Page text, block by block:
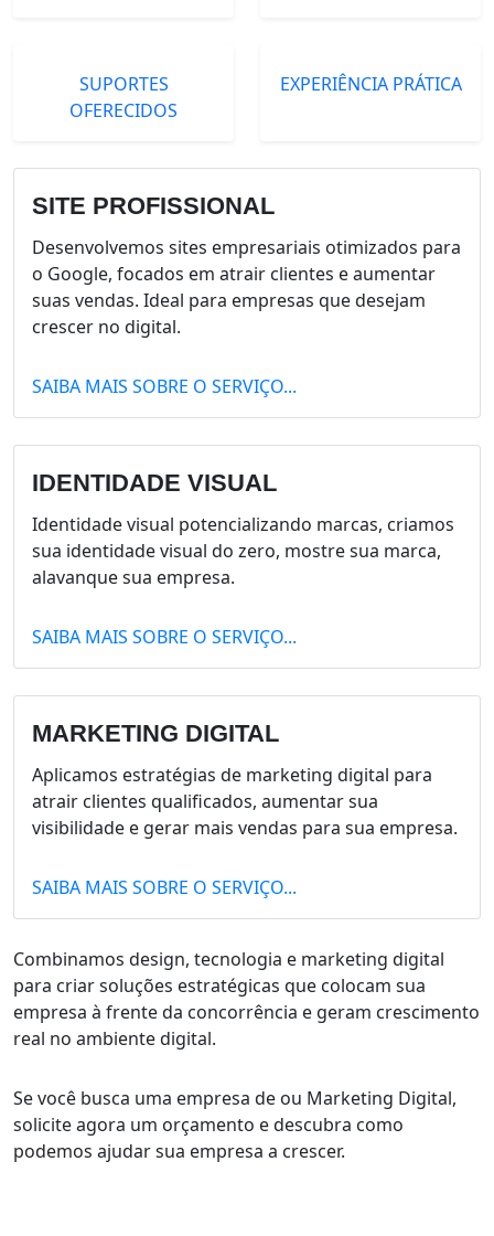
SUPORTES
OFERECIDOS
EXPERIÊNCIA PRÁTICA
SITE PROFISSIONAL
Desenvolvemos sites empresariais otimizados para
o Google, focados em atrair clientes e aumentar
suas vendas. Ideal para empresas que desejam
crescer no digital.
SAIBA MAIS SOBRE O SERVIÇO...
IDENTIDADE VISUAL
Identidade visual potencializando marcas, criamos
sua identidade visual do zero, mostre sua marca,
alavanque sua empresa.
SAIBA MAIS SOBRE O SERVIÇO...
MARKETING DIGITAL
Aplicamos estratégias de marketing digital para
atrair clientes qualificados, aumentar sua
visibilidade e gerar mais vendas para sua empresa.
SAIBA MAIS SOBRE O SERVIÇO...
Combinamos design, tecnologia e marketing digital
para criar soluções estratégicas que colocam sua
empresa à frente da concorrência e geram crescimento
real no ambiente digital.
Se você busca uma empresa de ou Marketing Digital,
solicite agora um orçamento e descubra como
podemos ajudar sua empresa a crescer.